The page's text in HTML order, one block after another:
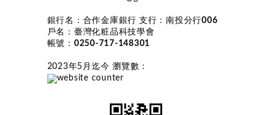
銀行名： 合作金庫銀行 支行： 南投分行006
戶名： 臺灣化粧品科技學會
帳號： 0250-717-148301
2023年5月迄今 瀏覽數 ：